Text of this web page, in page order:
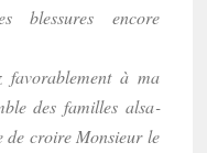
bles­sures encore
favo­ra­ble­ment à ma
des familles alsa­
de croire Monsieur le